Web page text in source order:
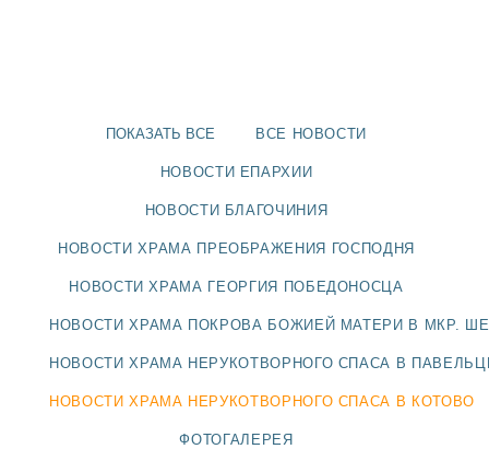
НОВОСТИ
БЛАГОЧИНИЯ
ПОКАЗАТЬ ВСЕ ВСЕ НОВОСТИ
НОВОСТИ ЕПАРХИИ
НОВОСТИ БЛАГОЧИНИЯ
НОВОСТИ ХРАМА ПРЕОБРАЖЕНИЯ ГОСПОДНЯ
НОВОСТИ ХРАМА ГЕОРГИЯ ПОБЕДОНОСЦА
НОВОСТИ ХРАМА ПОКРОВА БОЖИЕЙ МАТЕРИ В МКР.
НОВОСТИ ХРАМА НЕРУКОТВОРНОГО СПАСА В
НОВОСТИ ХРАМА НЕРУКОТВОРНОГО СПАСА В КОТОВО
ФОТОГАЛЕРЕЯ